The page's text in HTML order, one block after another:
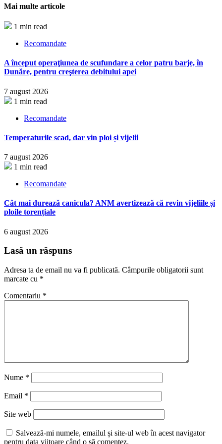
Mai multe articole
1 min read
Recomandate
A început operaţiunea de scufundare a celor patru barje, în
Dunăre, pentru creşterea debitului apei
7 august 2026
1 min read
Recomandate
Temperaturile scad, dar vin ploi și vijelii
7 august 2026
1 min read
Recomandate
Cât mai durează canicula? ANM avertizează că revin vijeliile și
ploile torențiale
6 august 2026
Lasă un răspuns
Adresa ta de email nu va fi publicată. Câmpurile obligatorii sunt
marcate cu *
Comentariu *
Nume *
Email *
Site web
Salvează-mi numele, emailul și site-ul web în acest navigator
pentru data viitoare când o să comentez.